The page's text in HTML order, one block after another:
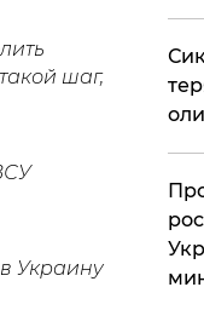
шаг,
Украину